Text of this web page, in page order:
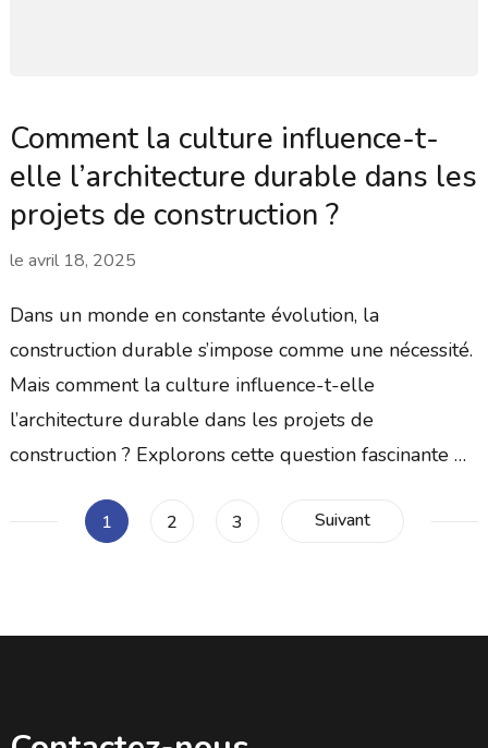
Comment la culture influence-t-
elle l’architecture durable dans les
projets de construction ?
le avril 18, 2025
Dans un monde en constante évolution, la
construction durable s’impose comme une nécessité.
Mais comment la culture influence-t-elle
l’architecture durable dans les projets de
construction ? Explorons cette question fascinante …
Pagination
Page
1 Page
2 Page
3 Suivant